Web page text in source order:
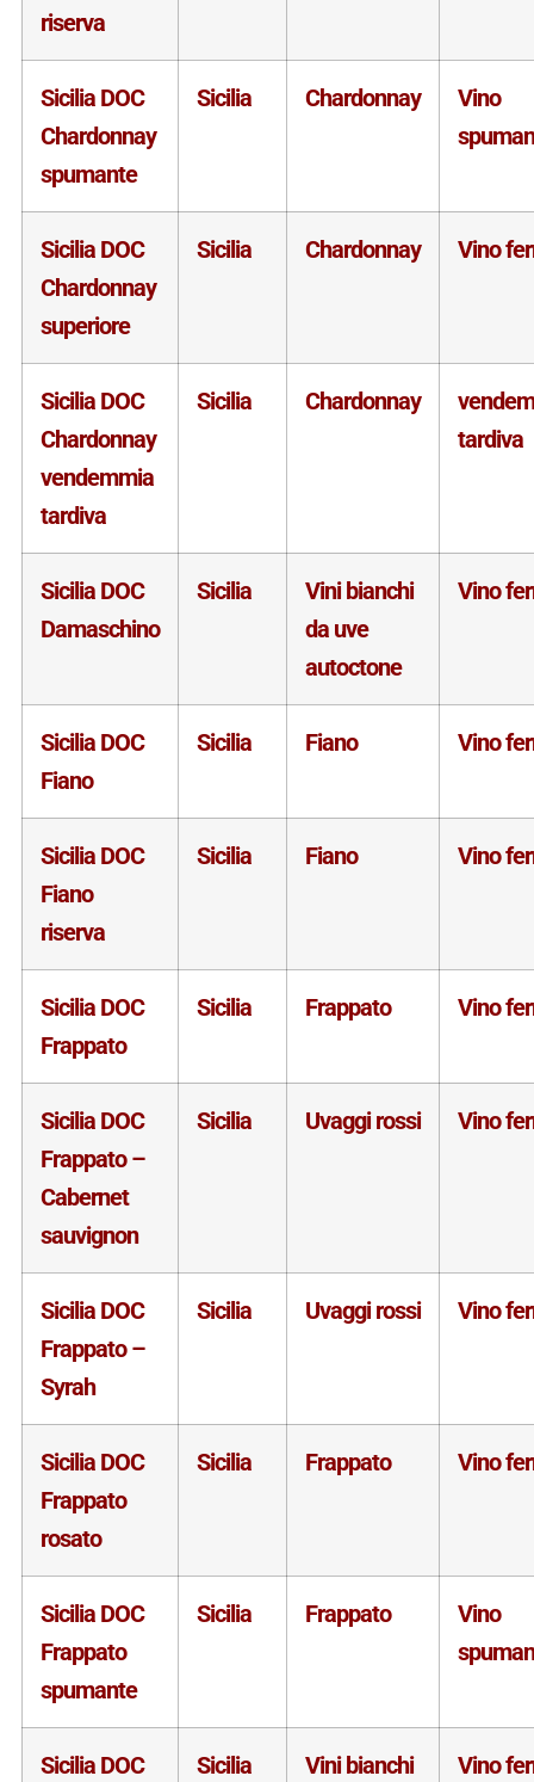
riserva
Sicilia DOC
Chardonnay
spumante
Sicilia Chardonnay
Vino
Sicilia DOC
Chardonnay
superiore
Sicilia Chardonnay Vino
Sicilia DOC
Chardonnay
vendemmia
tardiva
Sicilia Chardonnay
tardiva
Sicilia DOC
Damaschino
Sicilia
Vini bianchi
da uve
autoctone
Vino
Sicilia DOC
Fiano
Sicilia Fiano Vino
Sicilia DOC
Fiano
riserva
Sicilia Fiano Vino
Sicilia DOC
Frappato
Sicilia Frappato Vino
Sicilia DOC
Frappato –
Cabernet
sauvignon
Sicilia Uvaggi rossi Vino
Sicilia DOC
Frappato –
Syrah
Sicilia Uvaggi rossi Vino
Sicilia DOC
Frappato
rosato
Sicilia Frappato Vino
Sicilia DOC
Frappato
spumante
Sicilia Frappato
Vino
Sicilia DOC Sicilia Vini bianchi Vino